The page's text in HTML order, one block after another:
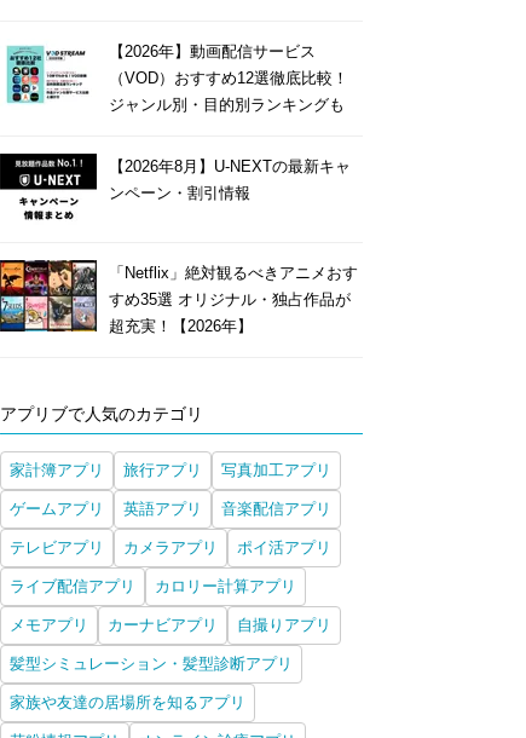
【2026年】動画配信サービス
（VOD）おすすめ12選徹底比較！
ジャンル別・目的別ランキングも
【2026年8月】U-NEXTの最新キャ
ンペーン・割引情報
「Netflix」絶対観るべきアニメおす
すめ35選 オリジナル・独占作品が
超充実！【2026年】
アプリブで人気のカテゴリ
家計簿アプリ 旅行アプリ 写真加工アプリ
ゲームアプリ 英語アプリ 音楽配信アプリ
テレビアプリ カメラアプリ ポイ活アプリ
ライブ配信アプリ カロリー計算アプリ
メモアプリ カーナビアプリ 自撮りアプリ
髪型シミュレーション・髪型診断アプリ
家族や友達の居場所を知るアプリ